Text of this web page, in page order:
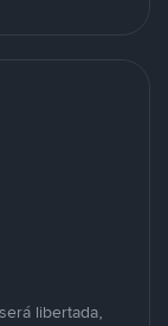
libertada,